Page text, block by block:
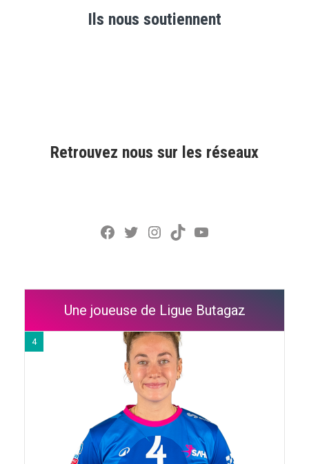
Ils nous soutiennent
Retrouvez nous sur les réseaux
Facebook
Twitter
Instagram
TikTokYouTube
Une joueuse de Ligue Butagaz
4